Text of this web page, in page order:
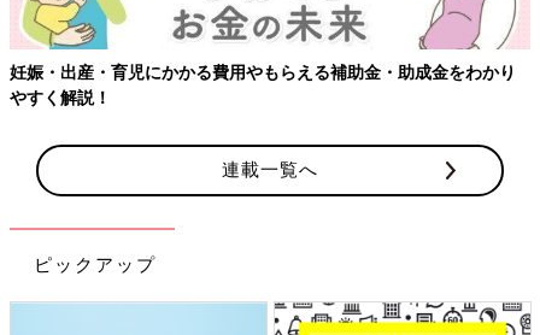
【ワクチン接種できるものも】妊婦の感染症対策、知っておいて！
連載一覧へ
ピックアップ